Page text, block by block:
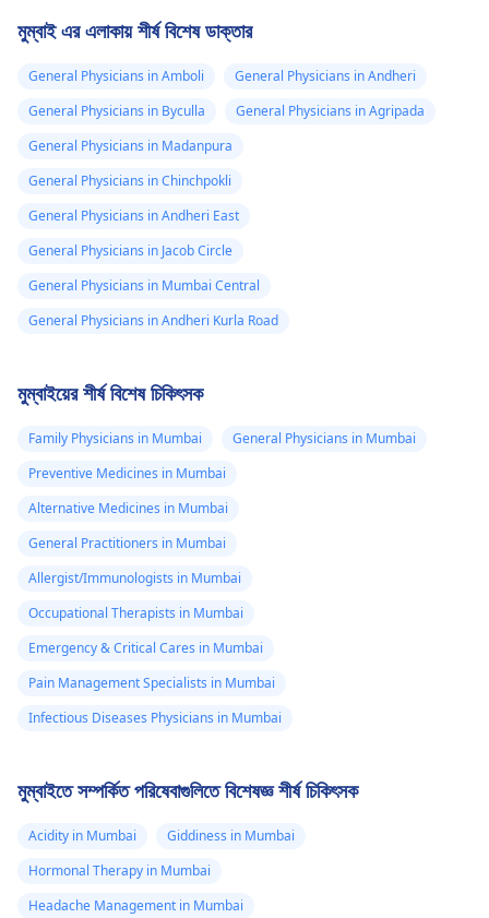
মুম্বাই এর এলাকায় শীর্ষ বিশেষ ডাক্তার
General Physicians in Amboli
General Physicians in Andheri
General Physicians in Byculla
General Physicians in Agripada
General Physicians in Madanpura
General Physicians in Chinchpokli
General Physicians in Andheri East
General Physicians in Jacob Circle
General Physicians in Mumbai Central
General Physicians in Andheri Kurla Road
মুম্বাইয়ের শীর্ষ বিশেষ চিকিৎসক
Family Physicians in Mumbai
General Physicians in Mumbai
Preventive Medicines in Mumbai
Alternative Medicines in Mumbai
General Practitioners in Mumbai
Allergist/Immunologists in Mumbai
Occupational Therapists in Mumbai
Emergency & Critical Cares in Mumbai
Pain Management Specialists in Mumbai
Infectious Diseases Physicians in Mumbai
মুম্বাইতে সম্পর্কিত পরিষেবাগুলিতে বিশেষজ্ঞ শীর্ষ চিকিৎসক
Acidity in Mumbai
Giddiness in Mumbai
Hormonal Therapy in Mumbai
Headache Management in Mumbai